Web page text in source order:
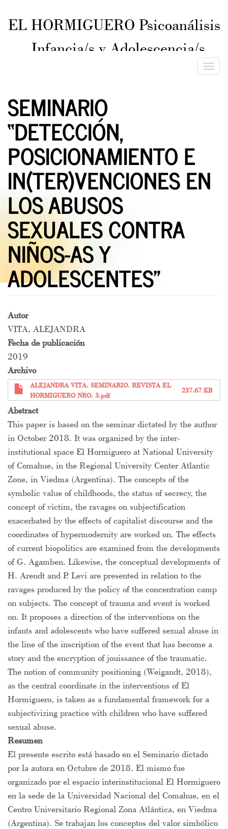
EL HORMIGUERO Psicoanálisis
Infancia/s y Adolescencia/s
Toggle
SEMINARIO
“DETECCIÓN,
POSICIONAMIENTO E
IN(TER)VENCIONES EN
LOS ABUSOS
SEXUALES CONTRA
NIÑOS-AS Y
ADOLESCENTES”
Autor
VITA, ALEJANDRA
Fecha de publicación
2019
Archivo
ALEJANDRA VITA. SEMINARIO. REVISTA EL
HORMIGUERO NRO. 3.pdf
237.67 KB
Abstract
This paper is based on the seminar dictated by the author
in October 2018. It was organized by the inter-
institutional space El Hormiguero at National University
of Comahue, in the Regional University Center Atlantic
Zone, in Viedma (Argentina). The concepts of the
symbolic value of childhoods, the status of secrecy, the
concept of victim, the ravages on subjectification
exacerbated by the effects of capitalist discourse and the
coordinates of hypermodernity are worked on. The effects
of current biopolitics are examined from the developments
of G. Agamben. Likewise, the conceptual developments of
H. Arendt and P. Levi are presented in relation to the
ravages produced by the policy of the concentration camp
on subjects. The concept of trauma and event is worked
on. It proposes a direction of the interventions on the
infants and adolescents who have suffered sexual abuse in
the line of the inscription of the event that has become a
story and the encryption of jouissance of the traumatic.
The notion of community positioning (Weigandt, 2018),
as the central coordinate in the interventions of El
Hormiguero, is taken as a fundamental framework for a
subjectivizing practice with children who have suffered
sexual abuse.
Resumen
El presente escrito está basado en el Seminario dictado
por la autora en Octubre de 2018. El mismo fue
organizado por el espacio interinstitucional El Hormiguero
en la sede de la Universidad Nacional del Comahue, en el
Centro Universitario Regional Zona Atlántica, en Viedma
(Argentina). Se trabajan los conceptos del valor simbólico